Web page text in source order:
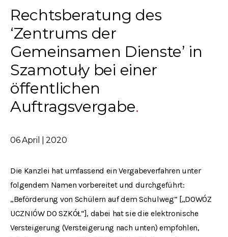
Rechtsberatung des
‘Zentrums der
Gemeinsamen Dienste’ in
Szamotuły bei einer
öffentlichen
Auftragsvergabe
06 April | 2020
Die Kanzlei hat umfassend ein Vergabeverfahren unter
folgendem Namen vorbereitet und durchgeführt:
„Beförderung von Schülern auf dem Schulweg” [„DOWÓZ
UCZNIÓW DO SZKÓŁ“], dabei hat sie die elektronische
Versteigerung (Versteigerung nach unten) empfohlen,